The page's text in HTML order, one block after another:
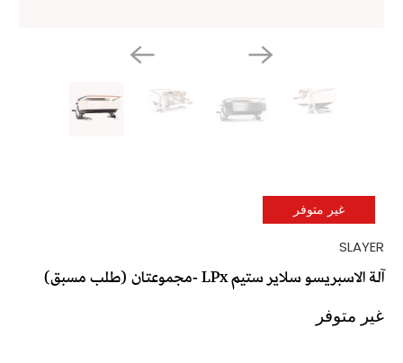
غير متوفر
SLAYER
آلة الاسبريسو سلاير ستيم LPx -مجموعتان (طلب مسبق)
غير متوفر